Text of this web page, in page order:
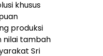
khusus
produksi
nilai tambah
Sri